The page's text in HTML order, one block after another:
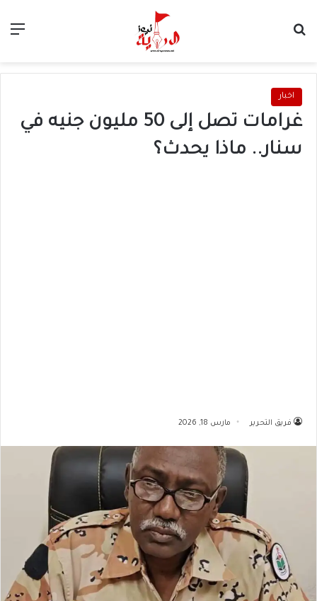
اخبار
غرامات تصل إلى 50 مليون جنيه في
سنار.. ماذا يحدث؟
فريق التحرير مارس 18, 2026